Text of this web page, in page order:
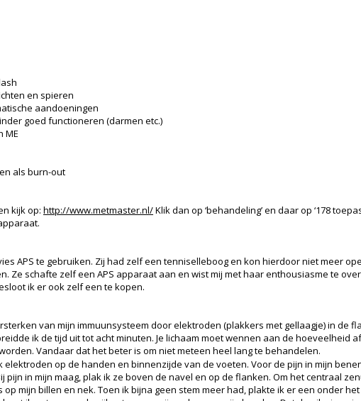
en spieren
aandoeningen
goed functioneren (darmen etc.)
ME
als burn-out
kijk op: http://www.metmaster.nl/Klik dan op ‘behandeling’ en daar op ‘178
APS te gebruiken. Zij had zelf een tenniselleboog en kon hierdoor niet meer
Ze schafte zelf een APS apparaat aan en wist mij met haar enthousiasme te
ik er ook zelf een te kopen.
van mijn immuunsysteem door elektroden (plakkers met gellaagje) in de
ik de tijd uit tot acht minuten. Je lichaam moet wennen aan de hoeveelheid
Vandaar dat het beter is om niet meteen heel lang te behandelen.
op de handen en binnenzijde van de voeten. Voor de pijn in mijn
pijn in mijn maag, plak ik ze boven de navel en op de flanken. Om het centraal
mijn billen en nek. Toen ik bijna geen stem meer had, plakte ik er een onder